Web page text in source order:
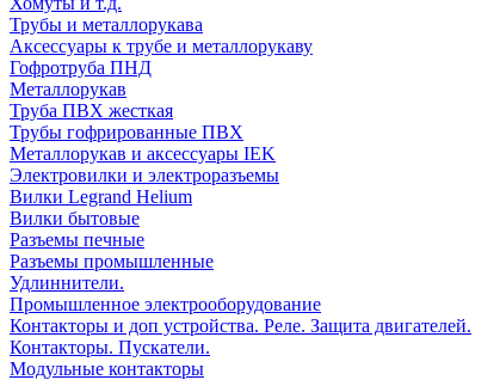
Трубы и металлорукава
Аксессуары к трубе и металлорукаву
Гофротруба ПНД
Металлорукав
Труба ПВХ жесткая
Трубы гофрированные ПВХ
Металлорукав и аксессуары IEK
Электровилки и электроразъемы
Вилки Legrand Helium
Вилки бытовые
Разъемы печные
Разъемы промышленные
Удлиннители.
Промышленное электрооборудование
Контакторы и доп устройства. Реле. Защита двигателей.
Контакторы. Пускатели.
Модульные контакторы